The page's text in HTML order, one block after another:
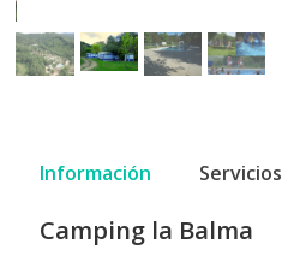
Información Servicios
Camping la Balma